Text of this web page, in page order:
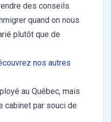
des conseils.
quand on nous
plutôt que de
nos autres
au Québec, mais
cabinet par souci de